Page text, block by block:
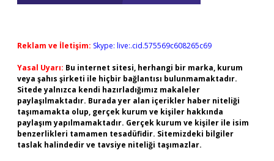
Reklam ve İletişim: Skype: live:.cid.575569c608265c69
Yasal Uyarı: Bu internet sitesi, herhangi bir marka, kurum
veya şahıs şirketi ile hiçbir bağlantısı bulunmamaktadır.
Sitede yalnızca kendi hazırladığımız makaleler
paylaşılmaktadır. Burada yer alan içerikler haber niteliği
taşımamakta olup, gerçek kurum ve kişiler hakkında
paylaşım yapılmamaktadır. Gerçek kurum ve kişiler ile isim
benzerlikleri tamamen tesadüfidir. Sitemizdeki bilgiler
taslak halindedir ve tavsiye niteliği taşımazlar.